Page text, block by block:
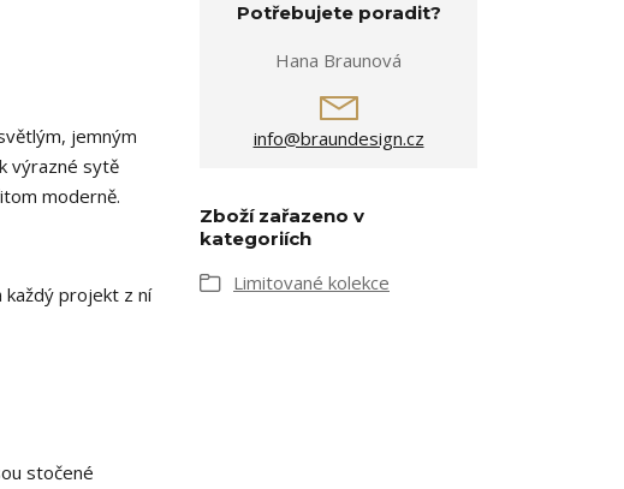
jemným
výrazné sytě
moderně.
každý projekt z ní
stočené
Potřebujete poradit?
Hana Braunová
info@braundesign.cz
Zboží zařazeno v
kategoriích
Limitované kolekce